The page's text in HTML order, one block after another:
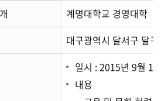
계명대학교 경영대학
대구광역시 달서구 달구
일시 : 2015년 9월 18일
내용